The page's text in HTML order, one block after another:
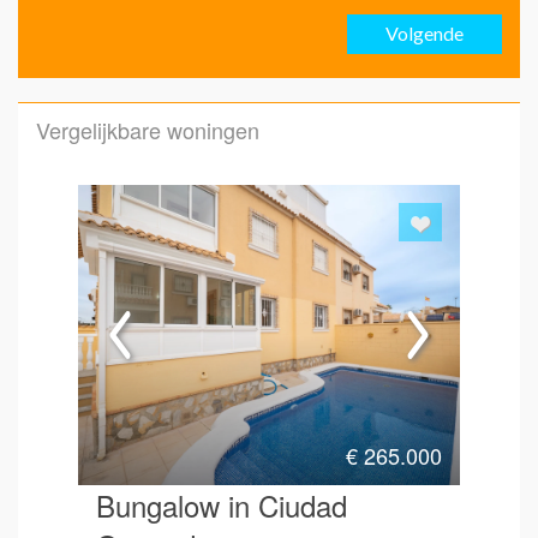
Volgende
Vergelijkbare woningen
€265.000
Bungalow in Ciudad